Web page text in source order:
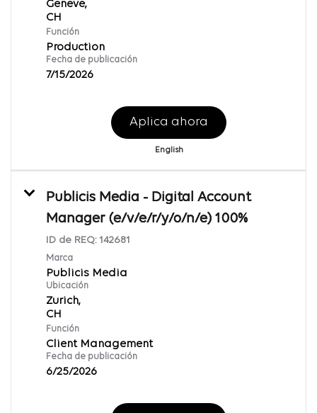
Geneve,
Función
Production
Fecha de publicación
7/15/2026
Aplica ahora
English
Publicis Media - Digital Account
Manager (e/v/e/r/y/o/n/e) 100%
ID de REQ: 142681
Marca
Publicis Media
Ubicación
Zurich,
Función
Client Management
Fecha de publicación
6/25/2026